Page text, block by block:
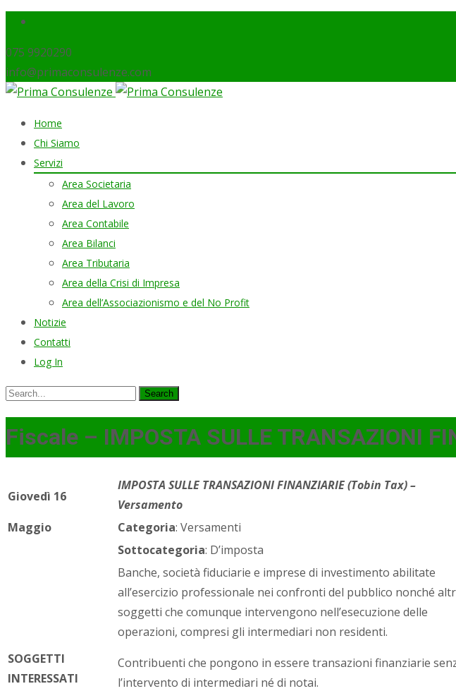
075 9920290
info@primaconsulenze.com
Skip
content
Home
Chi Siamo
Servizi
Area Societaria
Area del Lavoro
Area Contabile
Area Bilanci
Area Tributaria
Area della Crisi di Impresa
Area dell’Associazionismo e del No Profit
Notizie
Contatti
Log In
Search
Fiscale – IMPOSTA SULLE TRANSAZIONI
Giovedì 16
Maggio
IMPOSTA SULLE TRANSAZIONI FINANZIARIE (Tobin Tax) –
Versamento
Categoria: Versamenti
Sottocategoria: D’imposta
SOGGETTI
INTERESSATI
Banche, società fiduciarie e imprese di investimento abilitate
all’esercizio professionale nei confronti del pubblico nonché
soggetti che comunque intervengono nell’esecuzione delle
operazioni, compresi gli intermediari non residenti.
Contribuenti che pongono in essere transazioni finanziarie
l’intervento di intermediari né di notai.